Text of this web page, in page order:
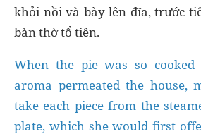
khỏi nồi và bày lên đĩa, trước
bàn thờ tổ tiên.
When the pie was so
aroma permeated the house,
take each piece from the
plate, which she would first